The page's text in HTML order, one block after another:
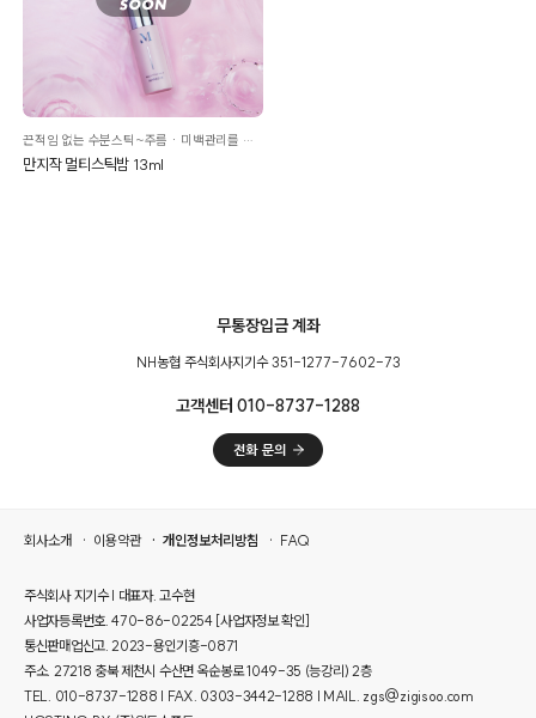
끈적임 없는 수분스틱~주름ㆍ미백관리를 한번에!
만지작 멀티스틱밤 13ml
무통장입금 계좌
NH농협 주식회사지기수 351-1277-7602-73
고객센터 010-8737-1288
회사소개 이용약관 개인정보처리방침 FAQ
주식회사 지기수 | 대표자. 고수현
사업자등록번호. 470-86-02254 [사업자정보 확인]
통신판매업신고. 2023-용인기흥-0871
주소. 27218 충북 제천시 수산면 옥순봉로 1049-35 (능강리) 2층
TEL. 010-8737-1288 | FAX. 0303-3442-1288 | MAIL. zgs@zigisoo.com